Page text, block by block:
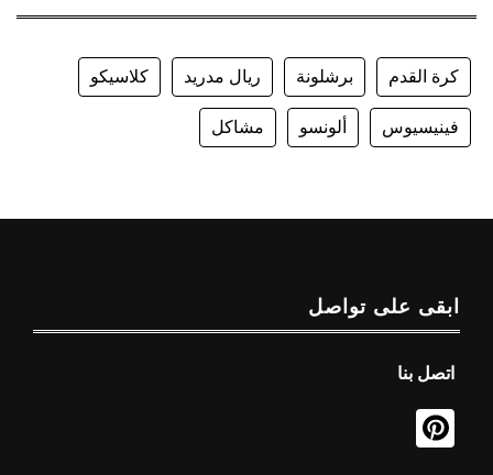
كرة القدم برشلونة ريال مدريد كلاسيكو
فينيسيوس ألونسو مشاكل
ابقى على تواصل
اتصل بنا